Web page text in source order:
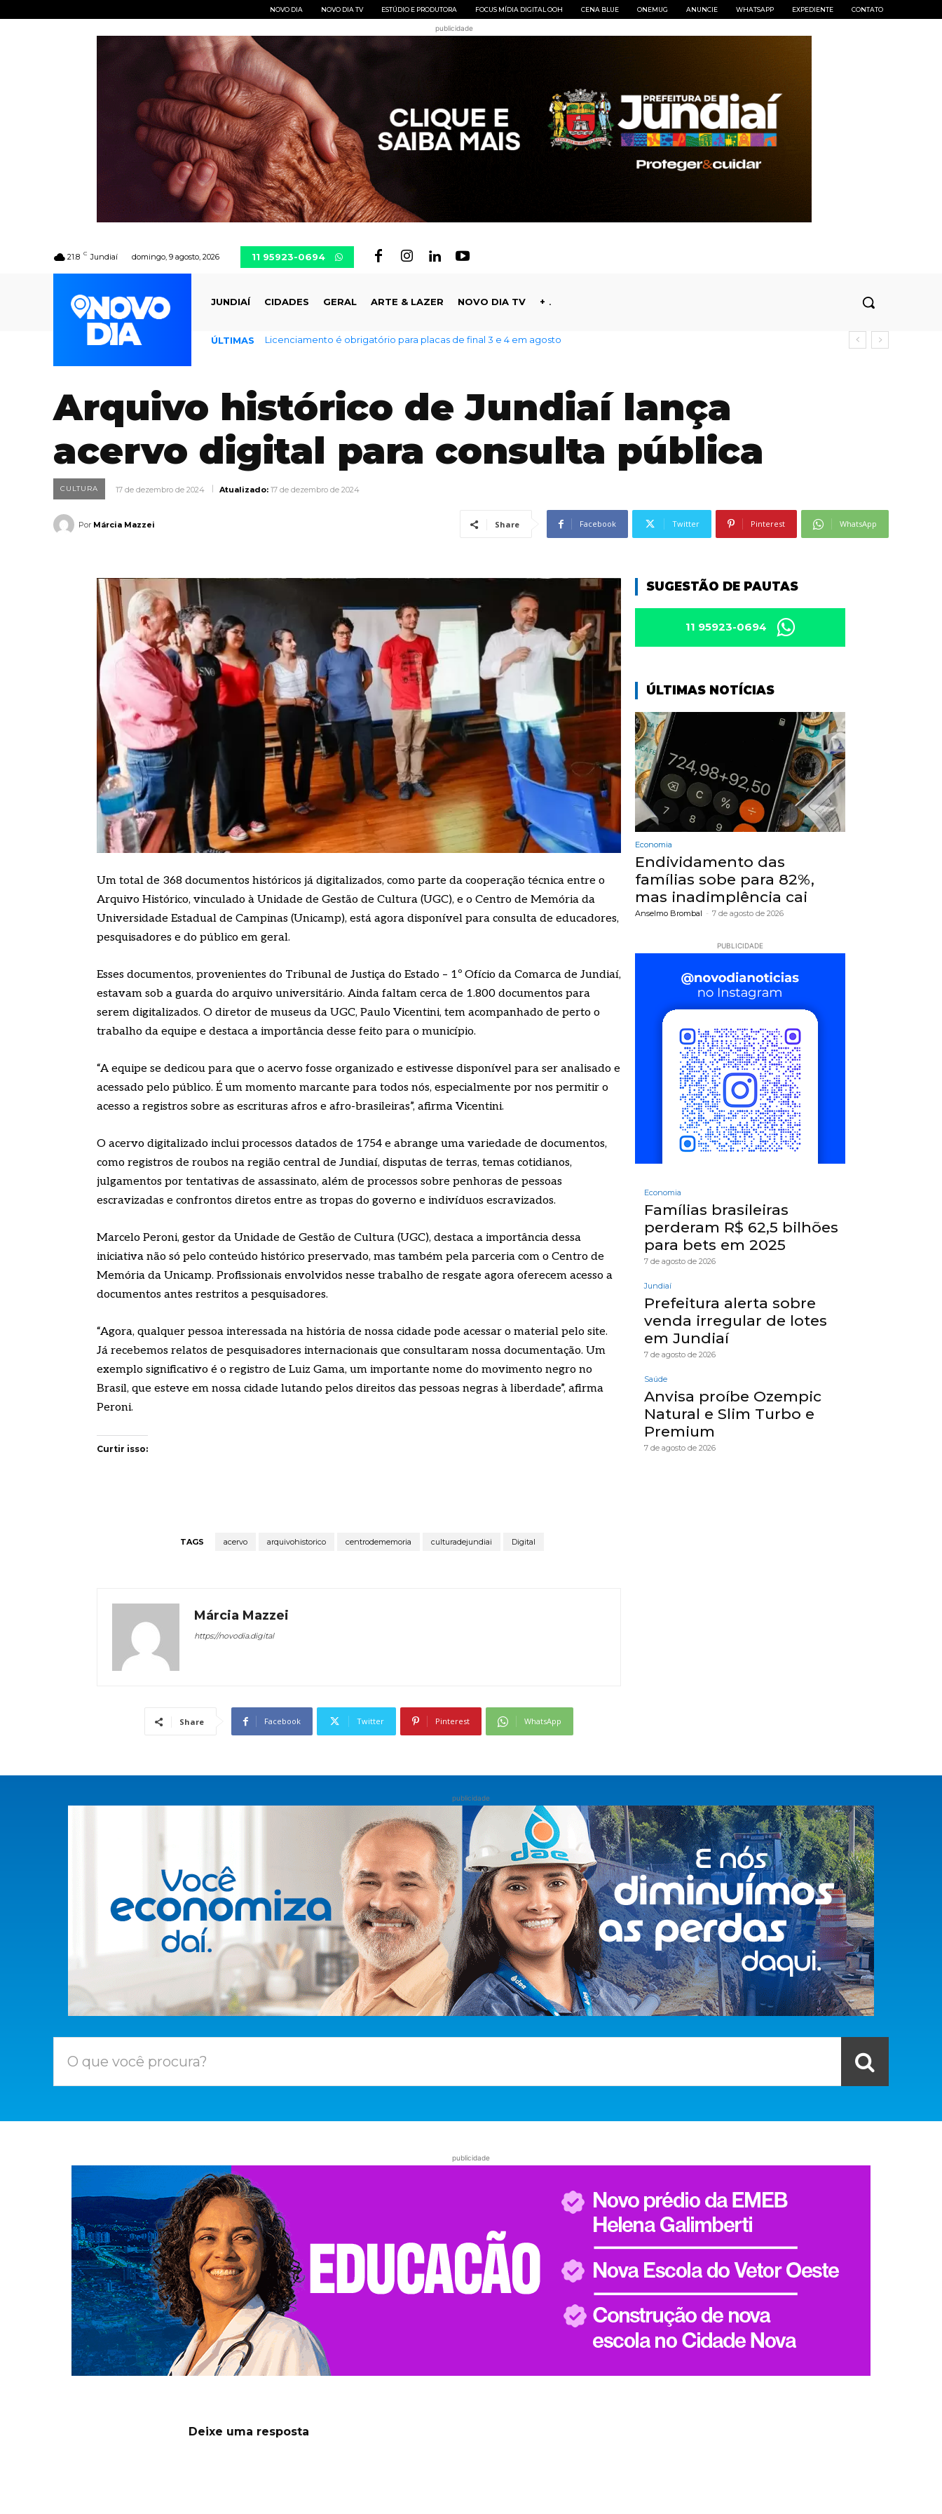
NOVO DIA NOVO DIA TV ESTÚDIO E PRODUTORA FOCUS MÍDIA DIGITAL OOH CENA BLUE ONEMUG ANUNCIE WHATSAPP EXPEDIENTE CONTATO
publicidade
21.8 C Jundiaí domingo, 9 agosto, 2026 11 95923-0694
JUNDIAÍ CIDADES GERAL ARTE & LAZER NOVO DIA TV +
ÚLTIMAS Endividamento das famílias sobe para 82%, mas inadimplência cai
Arquivo histórico de Jundiaí lança
acervo digital para consulta pública
CULTURA 17 de dezembro de 2024 Atualizado: 17 de dezembro de 2024
Por Márcia Mazzei Share Facebook Twitter Pinterest WhatsApp
Um total de 368 documentos históricos já digitalizados, como parte da cooperação técnica entre o
Arquivo Histórico, vinculado à Unidade de Gestão de Cultura (UGC), e o Centro de Memória da
Universidade Estadual de Campinas (Unicamp), está agora disponível para consulta de educadores,
pesquisadores e do público em geral.
Esses documentos, provenientes do Tribunal de Justiça do Estado – 1º Ofício da Comarca de Jundiaí,
estavam sob a guarda do arquivo universitário. Ainda faltam cerca de 1.800 documentos para
serem digitalizados. O diretor de museus da UGC, Paulo Vicentini, tem acompanhado de perto o
trabalho da equipe e destaca a importância desse feito para o município.
“A equipe se dedicou para que o acervo fosse organizado e estivesse disponível para ser analisado e
acessado pelo público. É um momento marcante para todos nós, especialmente por nos permitir o
acesso a registros sobre as escrituras afros e afro-brasileiras”, afirma Vicentini.
O acervo digitalizado inclui processos datados de 1754 e abrange uma variedade de documentos,
como registros de roubos na região central de Jundiaí, disputas de terras, temas cotidianos,
julgamentos por tentativas de assassinato, além de processos sobre penhoras de pessoas
escravizadas e confrontos diretos entre as tropas do governo e indivíduos escravizados.
Marcelo Peroni, gestor da Unidade de Gestão de Cultura (UGC), destaca a importância dessa
iniciativa não só pelo conteúdo histórico preservado, mas também pela parceria com o Centro de
Memória da Unicamp. Profissionais envolvidos nesse trabalho de resgate agora oferecem acesso a
documentos antes restritos a pesquisadores.
“Agora, qualquer pessoa interessada na história de nossa cidade pode acessar o material pelo site.
Já recebemos relatos de pesquisadores internacionais que consultaram nossa documentação. Um
exemplo significativo é o registro de Luiz Gama, um importante nome do movimento negro no
Brasil, que esteve em nossa cidade lutando pelos direitos das pessoas negras à liberdade”, afirma
Peroni.
Curtir isso:
TAGS acervo arquivohistorico centrodememoria culturadejundiai Digital
Márcia Mazzei
https://novodia.digital
Share Facebook Twitter Pinterest WhatsApp
SUGESTÃO DE PAUTAS
11 95923-0694
ÚLTIMAS NOTÍCIAS
Economia
Endividamento das
famílias sobe para 82%,
mas inadimplência cai
Anselmo Brombal - 7 de agosto de 2026
PUBLICIDADE
Economia
Famílias brasileiras
perderam R$ 62,5 bilhões
para bets em 2025
7 de agosto de 2026
Jundiaí
Prefeitura alerta sobre
venda irregular de lotes
em Jundiaí
7 de agosto de 2026
Saúde
Anvisa proíbe Ozempic
Natural e Slim Turbo e
Premium
7 de agosto de 2026
publicidade
O que você procura?
publicidade
Deixe uma resposta